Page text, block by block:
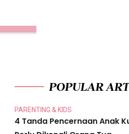
POPULAR
PARENTING & KIDS
4 Tanda Pencernaan Anak